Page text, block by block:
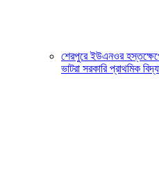
শেরপুরে ইউএনওর
ভাটরা সরকারি প্রাথমিক